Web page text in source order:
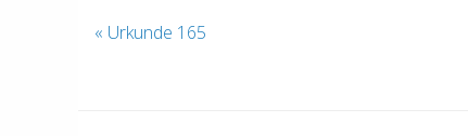
« Urkunde 165